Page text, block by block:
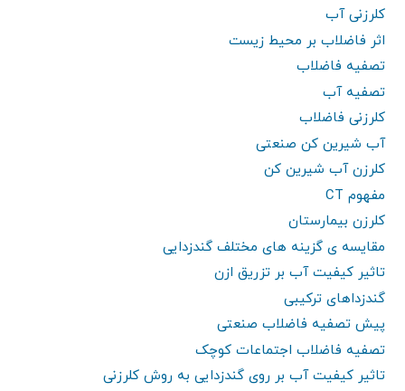
کلرزنی آب
اثر فاضلاب بر محیط زیست
تصفیه فاضلاب
تصفیه آب
کلرزنی فاضلاب
آب شیرین کن صنعتی
کلرزن آب شیرین کن
مفهوم CT
کلرزن بیمارستان
مقایسه ی گزینه های مختلف گندزدایی
تاثیر کیفیت آب بر تزریق ازن
گندزداهای ترکیبی
پیش تصفیه فاضلاب صنعتی
تصفیه فاضلاب اجتماعات کوچک
تاثیر کیفیت آب بر روی گندزدایی به روش کلرزنی